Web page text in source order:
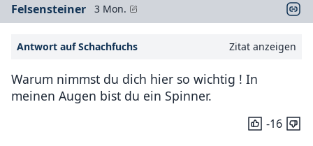
Felsensteiner 3 Mon.
Antwort auf Schachfuchs Zitat anzeigen
Warum nimmst du dich hier so wichtig ! In
meinen Augen bist du ein Spinner.
-16